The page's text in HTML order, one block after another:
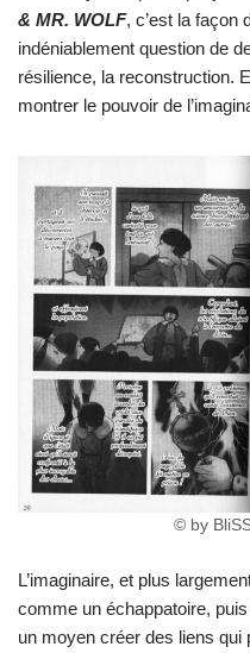
& MR. WOLF, c’est la façon
indéniablement question de
résilience, la reconstruction.
montrer le pouvoir de
© by
L’imaginaire, et plus
comme un échappatoire,
un moyen créer des liens